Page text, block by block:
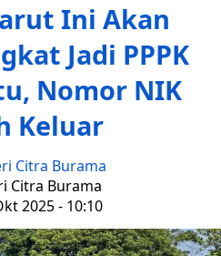
Ini Akan
Jadi PPPK
Nomor NIK
Keluar
Citra Burama
Citra Burama
2025 - 10:10